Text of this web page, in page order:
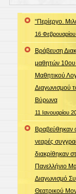
“Περίεργο.
16
Βράβευση
μαθητών 10ου
Μαθητικού
Διαγωνισμού
Βύρωνα
11 Ιανουαρίου
Βραβεύθηκαν
νεαρές
διακρίθηκαν
Πανελλήνιο
Διαγωνισμό
Θεατρικού